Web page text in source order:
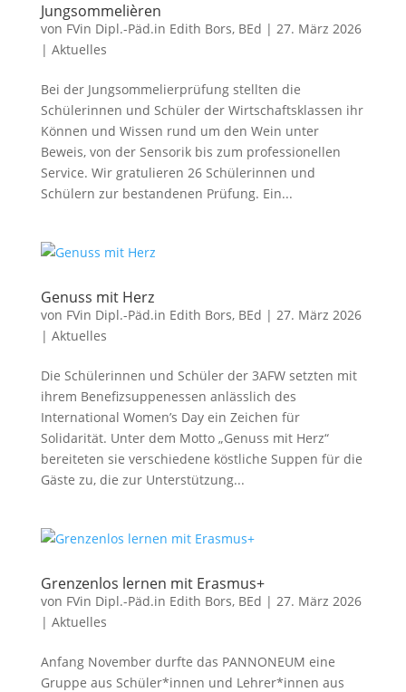
Jungsommelièren
von FVin Dipl.-Päd.in Edith Bors, BEd | 27. März 2026
| Aktuelles
Bei der Jungsommelierprüfung stellten die
Schülerinnen und Schüler der Wirtschaftsklassen ihr
Können und Wissen rund um den Wein unter
Beweis, von der Sensorik bis zum professionellen
Service. Wir gratulieren 26 Schülerinnen und
Schülern zur bestandenen Prüfung. Ein...
Genuss mit Herz
von FVin Dipl.-Päd.in Edith Bors, BEd | 27. März 2026
| Aktuelles
Die Schülerinnen und Schüler der 3AFW setzten mit
ihrem Benefizsuppenessen anlässlich des
International Women’s Day ein Zeichen für
Solidarität. Unter dem Motto „Genuss mit Herz“
bereiteten sie verschiedene köstliche Suppen für die
Gäste zu, die zur Unterstützung...
Grenzenlos lernen mit Erasmus+
von FVin Dipl.-Päd.in Edith Bors, BEd | 27. März 2026
| Aktuelles
Anfang November durfte das PANNONEUM eine
Gruppe aus Schüler*innen und Lehrer*innen aus